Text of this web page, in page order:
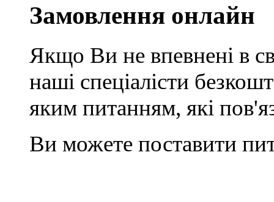
Замовлення онлайн
Якщо Ви не впевнені в
наші спеціалісти
яким питанням, які
Ви можете поставити